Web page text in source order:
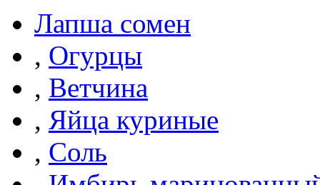
Лапша сомен
, Огурцы
, Ветчина
, Яйца куриные
, Соль